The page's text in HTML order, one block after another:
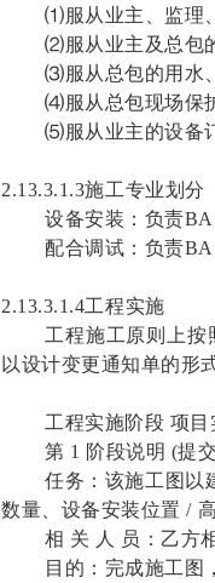
⑴服从业主、监理
⑵服从业主及总包
⑶服从总包的用水
⑷服从总包现场保
⑸服从业主的设备
2.13.3.1.3施工专业划分
设备安装：负责
配合调试：负责
2.13.3.1.4工程实施
工程施工原则上按
以设计变更通知单的形
工程实施阶段 项目
第 1 阶段说明 (提
任务：该施工图以
数量、设备安装位置 /
相 关 人 员：乙方
目的：完成施工图